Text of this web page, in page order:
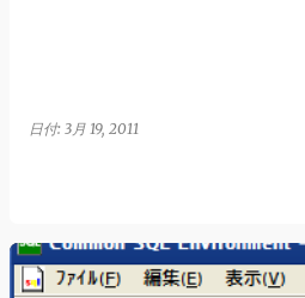
日付: 3月 19, 2011